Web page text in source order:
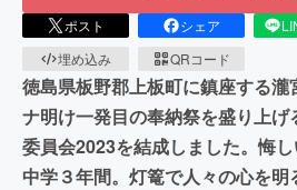
ポスト シェア
埋め込み
QRコード
徳島県板野郡上板町に鎮座する瀧
ナ明け一発目の奉納祭を盛り上
委員会2023を結成しました。悔
中学３年間。灯篭で人々の心を